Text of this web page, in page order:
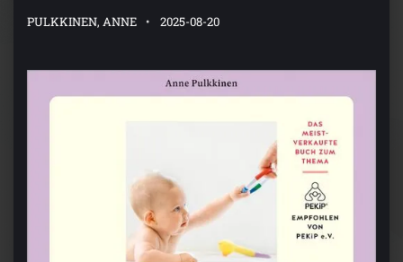
PULKKINEN, ANNE 2025-08-20